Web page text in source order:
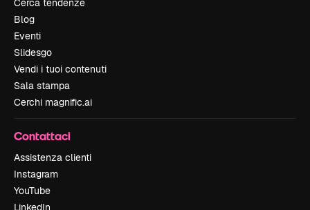
Cerca tendenze
Blog
Eventi
Slidesgo
Vendi i tuoi contenuti
Sala stampa
Cerchi magnific.ai
Contattaci
Assistenza clienti
Instagram
YouTube
LinkedIn